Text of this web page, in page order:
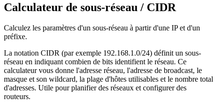
Calculateur de sous-réseau / CIDR
Calculez les paramètres d'un sous-réseau à partir d'une IP et d'un
préfixe.
La notation CIDR (par exemple 192.168.1.0/24) définit un sous-
réseau en indiquant combien de bits identifient le réseau. Ce
calculateur vous donne l'adresse réseau, l'adresse de broadcast, le
masque et son wildcard, la plage d'hôtes utilisables et le nombre total
d'adresses. Utile pour planifier des réseaux et configurer des
routeurs.